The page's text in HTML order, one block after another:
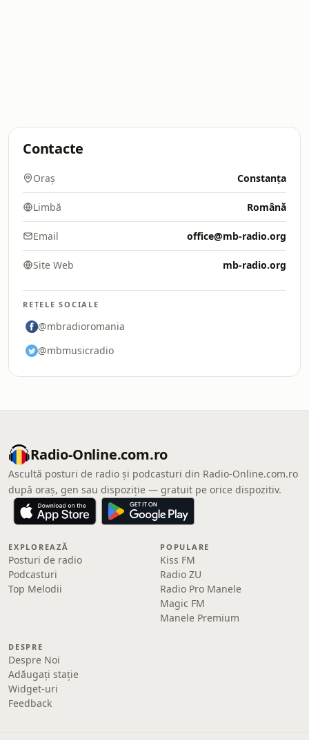
Contacte
Oraș Constanța
Limbă Română
Email office@mb-radio.org
Site Web mb-radio.org
REȚELE SOCIALE
@mbradioromania
@mbmusicradio
Radio-Online.com.ro
Ascultă posturi de radio și podcasturi din Radio-Online.com.ro
după oraș, gen sau dispoziție — gratuit pe orice dispozitiv.
EXPLOREAZĂ
Posturi de radio
Podcasturi
Top Melodii
POPULARE
Kiss FM
Radio ZU
Radio Pro Manele
Magic FM
Manele Premium
DESPRE
Despre Noi
Adăugați stație
Widget-uri
Feedback